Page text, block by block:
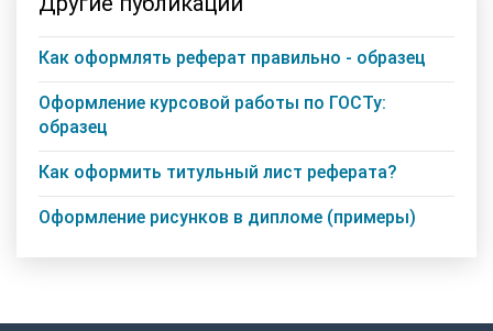
Как оформлять реферат правильно - образец
Оформление курсовой работы по ГОСТу:
образец
Как оформить титульный лист реферата?
Оформление рисунков в дипломе (примеры)